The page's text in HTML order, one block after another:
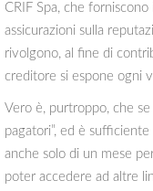
CRIF Spa, che
assicurazioni sulla
rivolgono, al fine di
creditore si espone ogni
Vero è, purtroppo, che
pagatori”, ed è
anche solo di un mese
poter accedere ad altre